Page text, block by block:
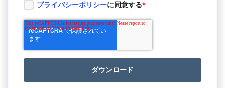
プライバシーポリシーに同意する*